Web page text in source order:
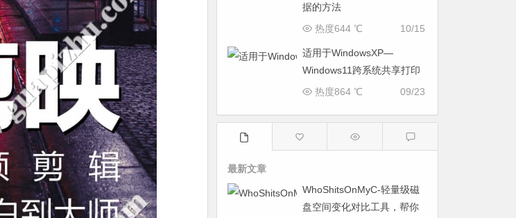
据的方法
10/15
热度644 ℃
适用于WindowsXP—
Windows11跨系统共享打印
机的方法
09/23
热度864 ℃
最新文章
WhoShitsOnMyC-轻量级磁
盘空间变化对比工具，帮你